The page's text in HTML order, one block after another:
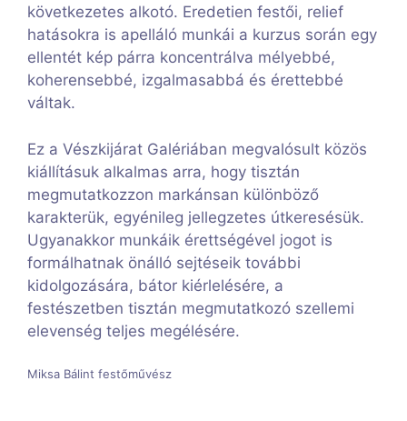
következetes alkotó. Eredetien festői, relief
hatásokra is apelláló munkái a kurzus során egy
ellentét kép párra koncentrálva mélyebbé,
koherensebbé, izgalmasabbá és érettebbé
váltak.
Ez a Vészkijárat Galériában megvalósult közös
kiállításuk alkalmas arra, hogy tisztán
megmutatkozzon markánsan különböző
karakterük, egyénileg jellegzetes útkeresésük.
Ugyanakkor munkáik érettségével jogot is
formálhatnak önálló sejtéseik további
kidolgozására, bátor kiérlelésére, a
festészetben tisztán megmutatkozó szellemi
elevenség teljes megélésére.
Miksa Bálint festőművész